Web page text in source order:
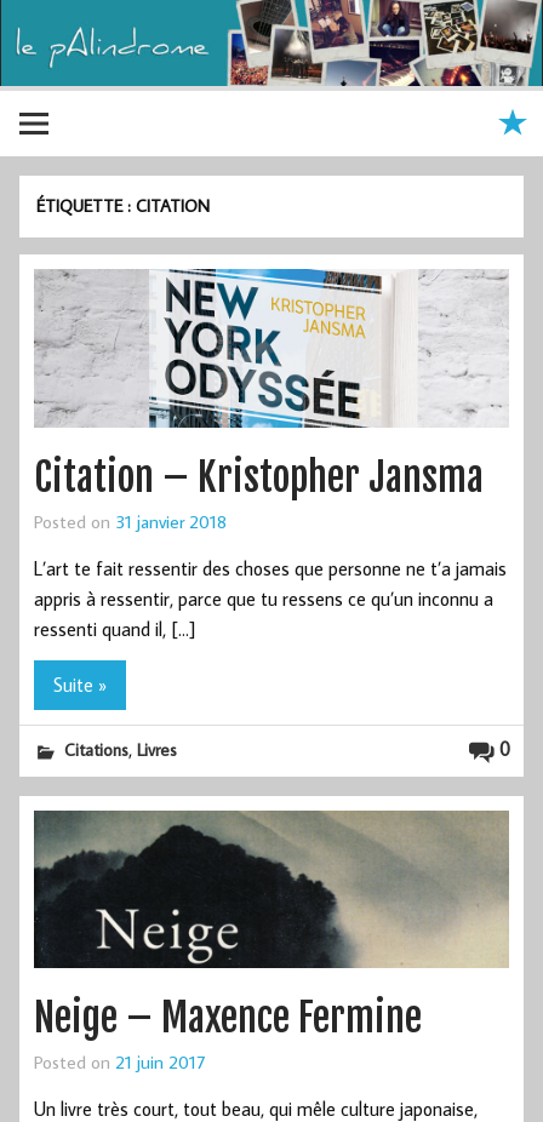
ÉTIQUETTE :CITATION
Citation – Kristopher Jansma
Posted on 31 janvier 2018
L’art te fait ressentir des choses que personne ne t’a jamais
appris à ressentir, parce que tu ressens ce qu’un inconnu a
ressenti quand il, […]
Suite »
0
Citations,Livres
Neige – Maxence Fermine
Posted on 21 juin 2017
Un livre très court, tout beau, qui mêle culture japonaise,